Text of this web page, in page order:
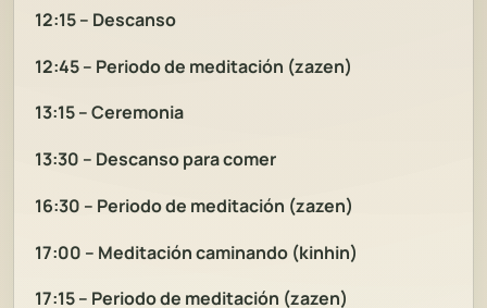
12:15 – Descanso
12:45 – Periodo de meditación (zazen)
13:15 – Ceremonia
13:30 – Descanso para comer
16:30 – Periodo de meditación (zazen)
17:00 – Meditación caminando (kinhin)
17:15 – Periodo de meditación (zazen)